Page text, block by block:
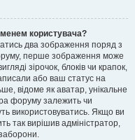
користувача?
два зображення поряд з
перше зображення може
зірочок, блоків чи крапок,
або ваш статус на
відоме як аватар, унікальне
форуму залежить чи
використовуватись. Якщо ви
так вирішив адміністратор,